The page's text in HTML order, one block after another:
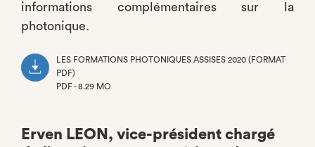
informations complémentaires sur la
photonique.
LES FORMATIONS PHOTONIQUES ASSISES 2020 (FORMAT
PDF)
PDF - 8.29 MO
Erven LEON, vice-président chargé